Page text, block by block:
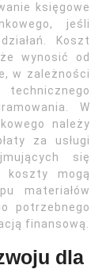
księgowe
jeśli
Koszt
wynosić od
w zależności
W
należy
za usługi
się
koszty mogą
materiałów
potrzebnego
finansową.
dla